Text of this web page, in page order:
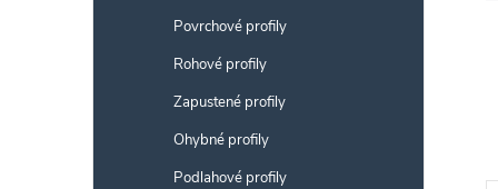
Povrchové profily
Rohové profily
Zapustené profily
Ohybné profily
Podlahové profily